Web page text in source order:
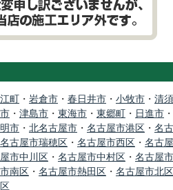
町 ・ 岩倉市 ・ 春日井市 ・ 小牧市 ・ 清須
・ 津島市 ・ 東海市 ・ 東郷町 ・ 日進市 ・
市 ・ 北名古屋市 ・ 名古屋市港区 ・ 名
名古屋市瑞穂区 ・ 名古屋市西区 ・ 名古
市中川区 ・ 名古屋市中村区 ・ 名古屋
南区 ・ 名古屋市熱田区 ・ 名古屋市北区